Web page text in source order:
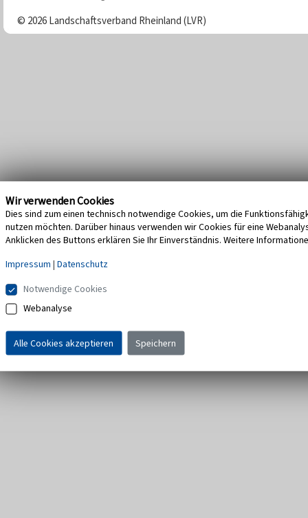
© 2026 Landschaftsverband Rheinland (LVR)
Wir verwenden Cookies
Dies sind zum einen technisch notwendige Cookies, um die
nutzen möchten. Darüber hinaus verwenden wir Cookies für eine
Anklicken des Buttons erklären Sie Ihr Einverständnis. Weitere
Impressum | Datenschutz
Notwendige Cookies
Webanalyse
Alle Cookies akzeptieren Speichern